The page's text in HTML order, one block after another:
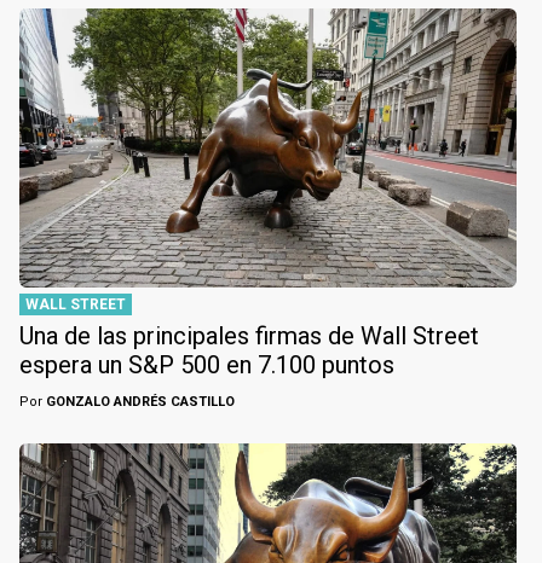
WALL STREET
Una de las principales firmas de Wall Street
espera un S&P 500 en 7.100 puntos
Por GONZALO ANDRÉS CASTILLO